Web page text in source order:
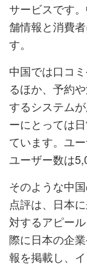
サービスです
舗情報と消費
す。
中国では口コ
るほか、予約
するシステム
ーにとっては
ています。ユ
ユーザー数は
そのような中
点評は、日本
対するアピー
際に日本の企
報を掲載し、